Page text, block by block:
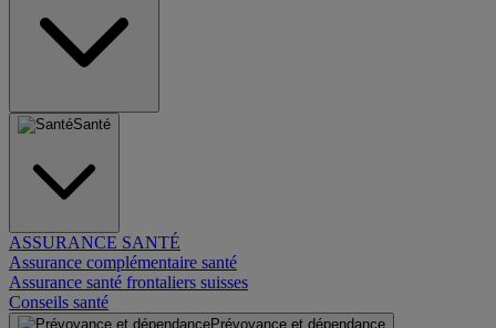
Santé
ASSURANCE SANTÉ
Assurance complémentaire santé
Assurance santé frontaliers suisses
Conseils santé
Prévoyance et dépendance